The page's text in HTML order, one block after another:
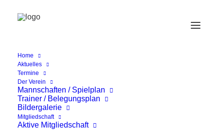
Home
Aktuelles
Termine
Der Verein
Mannschaften / Spielplan
Trainer / Belegungsplan
Bildergalerie
Mitgliedschaft
Aktive Mitgliedschaft
Herren 65 Fortsetzung